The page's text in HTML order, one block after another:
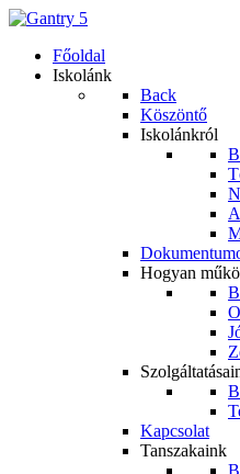
Főoldal
Iskolánk
Back
Köszöntő
Iskolánkról
Hogyan
Kapcsolat
Tanszakaink